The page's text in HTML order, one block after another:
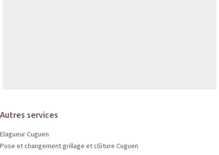
Autres services
Elagueur Cuguen
Pose et changement grillage et clôture Cuguen